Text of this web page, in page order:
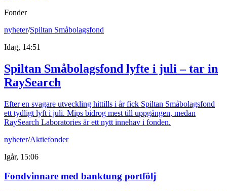
Fonder
nyheter/Spiltan Småbolagsfond
Idag, 14:51
Spiltan Småbolagsfond lyfte i juli – tar in
RaySearch
Efter en svagare utveckling hittills i år fick Spiltan Småbolagsfond
ett tydligt lyft i juli. Mips bidrog mest till uppgången, medan
RaySearch Laboratories är ett nytt innehav i fonden.
nyheter/Aktiefonder
Igår, 15:06
Fondvinnare med banktung portfölj